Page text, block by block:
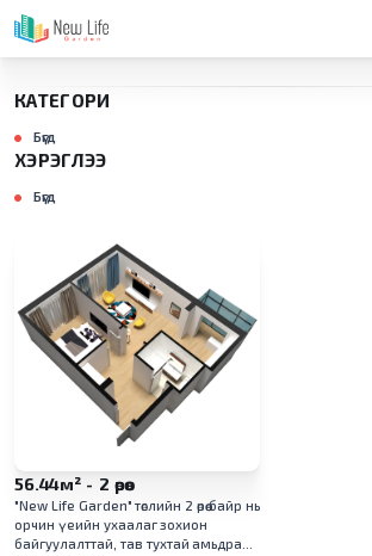
КАТЕГОРИ
Бүгд
ХЭРЭГЛЭЭ
Бүгд
56.44м² - 2 өрөө
"New Life Garden" төслийн 2 өрөө байр нь
орчин үеийн ухаалаг зохион
байгуулалттай, тав тухтай амьдрах